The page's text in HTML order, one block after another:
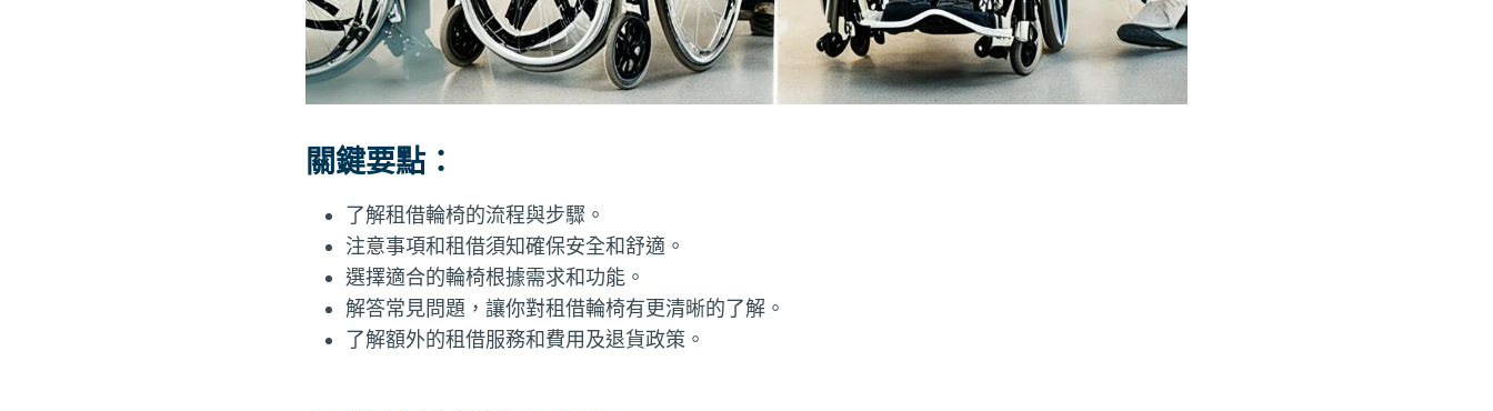
關鍵要點：
了解租借輪椅的流程與步驟。
注意事項和租借須知確保安全和舒適。
選擇適合的輪椅根據需求和功能。
解答常見問題，讓你對租借輪椅有更清晰的了解。
了解額外的租借服務和費用及退貨政策。